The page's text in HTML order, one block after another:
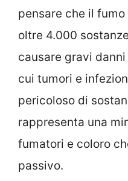
pensare che il
oltre 4.000
causare gravi
cui tumori e
pericoloso di
rappresenta una
fumatori e coloro
passivo.